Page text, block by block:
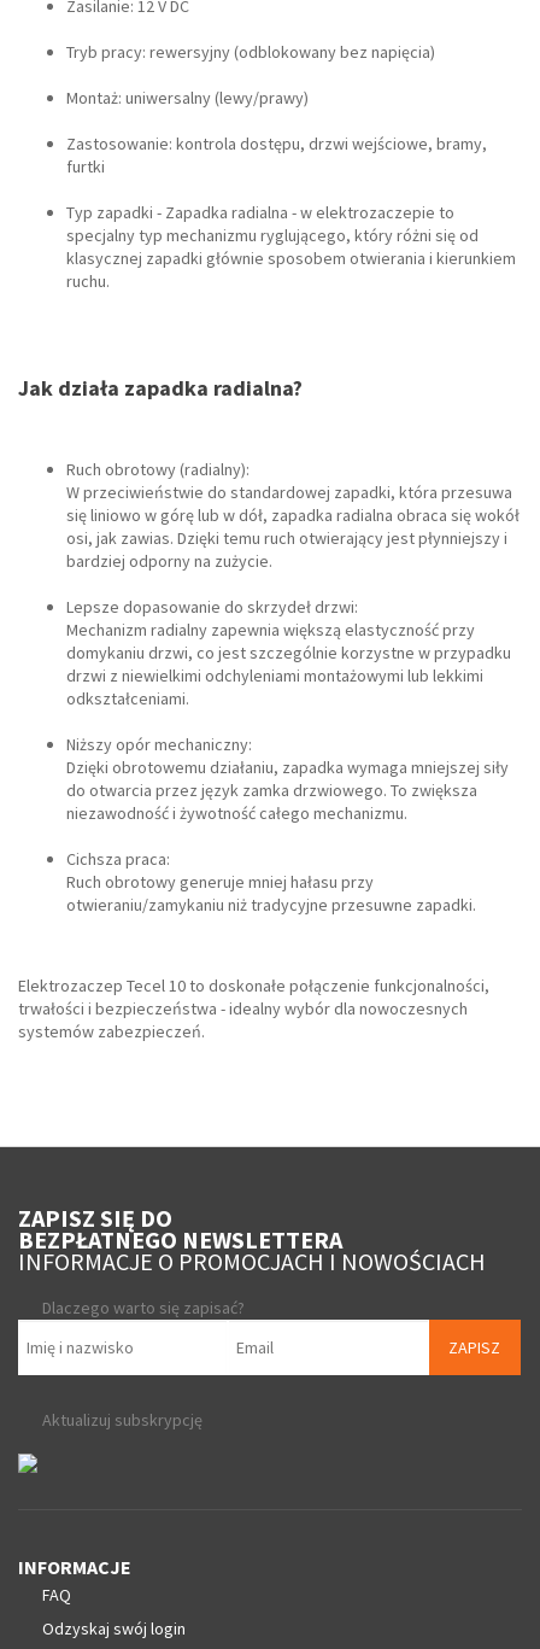
Zasilanie: 12 V DC
Tryb pracy: rewersyjny (odblokowany bez napięcia)
Montaż: uniwersalny (lewy/prawy)
Zastosowanie: kontrola dostępu, drzwi wejściowe, bramy,
furtki
Typ zapadki - Zapadka radialna - w elektrozaczepie to
specjalny typ mechanizmu ryglującego, który różni się od
klasycznej zapadki głównie sposobem otwierania i kierunkiem
ruchu.
Jak działa zapadka radialna?
Ruch obrotowy (radialny):
W przeciwieństwie do standardowej zapadki, która przesuwa
się liniowo w górę lub w dół, zapadka radialna obraca się wokół
osi, jak zawias. Dzięki temu ruch otwierający jest płynniejszy i
bardziej odporny na zużycie.
Lepsze dopasowanie do skrzydeł drzwi:
Mechanizm radialny zapewnia większą elastyczność przy
domykaniu drzwi, co jest szczególnie korzystne w przypadku
drzwi z niewielkimi odchyleniami montażowymi lub lekkimi
odkształceniami.
Niższy opór mechaniczny:
Dzięki obrotowemu działaniu, zapadka wymaga mniejszej siły
do otwarcia przez język zamka drzwiowego. To zwiększa
niezawodność i żywotność całego mechanizmu.
Cichsza praca:
Ruch obrotowy generuje mniej hałasu przy
otwieraniu/zamykaniu niż tradycyjne przesuwne zapadki.
Elektrozaczep Tecel 10 to doskonałe połączenie funkcjonalności,
trwałości i bezpieczeństwa - idealny wybór dla nowoczesnych
systemów zabezpieczeń.
ZAPISZ SIĘ DO
BEZPŁATNEGO NEWSLETTERA
INFORMACJE O PROMOCJACH I NOWOŚCIACH
Dlaczego warto się zapisać?
ZAPISZ
Aktualizuj subskrypcję
INFORMACJE
FAQ
Odzyskaj swój login